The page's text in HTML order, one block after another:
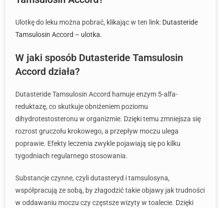
Ulotkę do leku można pobrać, klikając w ten link: Dutasteride
Tamsulosin Accord – ulotka.
W jaki sposób Dutasteride Tamsulosin
Accord działa?
Dutasteride Tamsulosin Accord hamuje enzym 5-alfa-
reduktazę, co skutkuje obniżeniem poziomu
dihydrotestosteronu w organizmie. Dzięki temu zmniejsza się
rozrost gruczołu krokowego, a przepływ moczu ulega
poprawie. Efekty leczenia zwykle pojawiają się po kilku
tygodniach regularnego stosowania.
Substancje czynne, czyli dutasteryd i tamsulosyna,
współpracują ze sobą, by złagodzić takie objawy jak trudności
w oddawaniu moczu czy częstsze wizyty w toalecie. Dzięki